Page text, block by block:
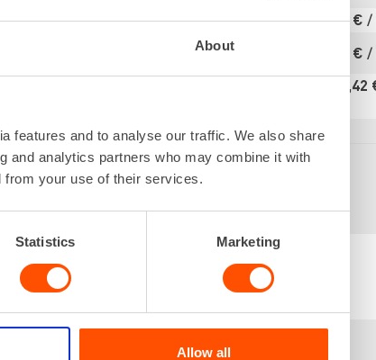
About
features and to analyse our traffic. We also share
and analytics partners who may combine it with
from your use of their services.
Statistics Marketing
Allow all
SDS-MAX & SDS+
leveytenä.
Ensimmäinen pv 6,21 € /
Seuraavat pv 4,97 € /
74,42
Alv 0 %